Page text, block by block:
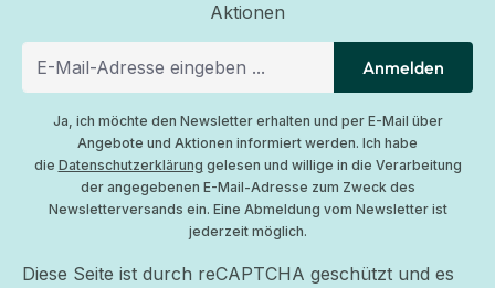
Aktionen
Anmelden
Ja, ich möchte den Newsletter erhalten und per E-Mail über
Angebote und Aktionen informiert werden. Ich habe
die Datenschutzerklärung gelesen und willige in die Verarbeitung
der angegebenen E-Mail-Adresse zum Zweck des
Newsletterversands ein. Eine Abmeldung vom Newsletter ist
jederzeit möglich.
Diese Seite ist durch reCAPTCHA geschützt und es